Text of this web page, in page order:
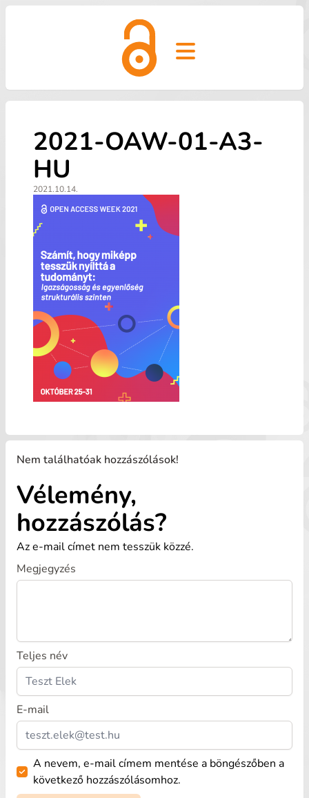
Open main menu
2021-OAW-01-A3-
HU
2021.10.14.
Nem találhatóak hozzászólások!
Vélemény,
hozzászólás?
Az e-mail címet nem tesszük közzé.
Megjegyzés
Teljes név
E-mail
A nevem, e-mail címem mentése a böngészőben a
következő hozzászólásomhoz.